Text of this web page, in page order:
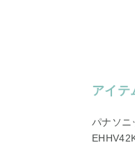
アイテ
パナソニ